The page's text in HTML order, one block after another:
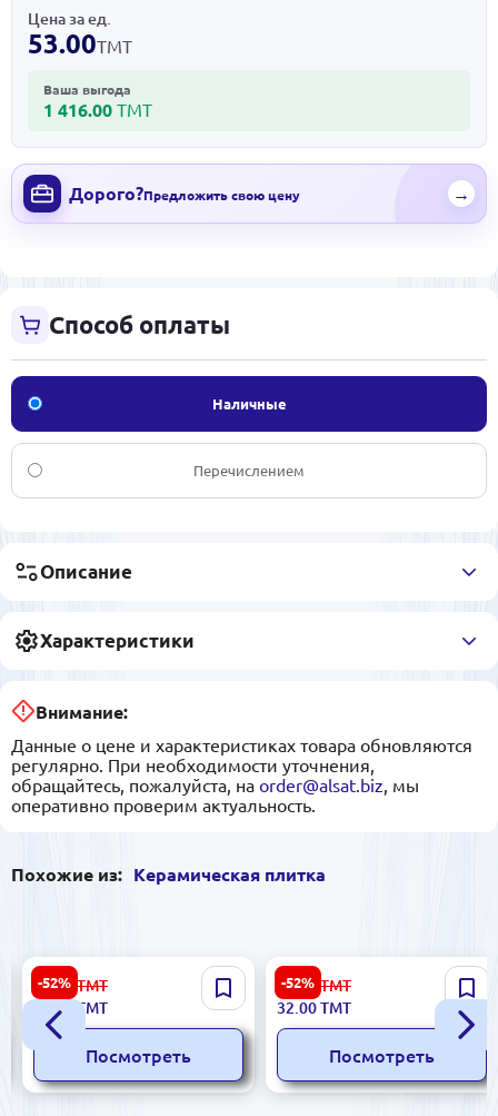
Цена за ед.
53.00ТМТ
Ваша выгода
1 416.00 ТМТ
Дорого?Предложить свою цену →
Способ оплаты
Наличные
Перечислением
Описание
Характеристики
Внимание:
Данные о цене и характеристиках товара обновляются
регулярно. При необходимости уточнения,
обращайтесь, пожалуйста, на order@alsat.biz , мы
оперативно проверим актуальность.
Похожие из: Керамическая плитка
-52%
Futura 5900499028491 |
Керамическая плитка
5.7x30 см Матовая
23.00 ТМТ
11.00
ТМТ
Посмотреть
-52%
Versalles Sinfonia
843502000024 |
Керамическая плитка
11x33 см Crema Resina
67.00 ТМТ
32.00ТМТ
Посмотреть